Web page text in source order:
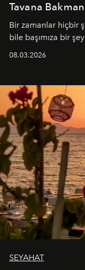
Tavana
Bir zamanlar hiçbir
bile başımıza bir
08.03.2026
SEYAHAT